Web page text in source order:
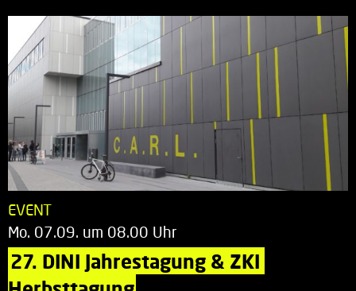
EVENT
Mo. 07.09. um 08.00 Uhr
27. DINI Jahrestagung & ZKI